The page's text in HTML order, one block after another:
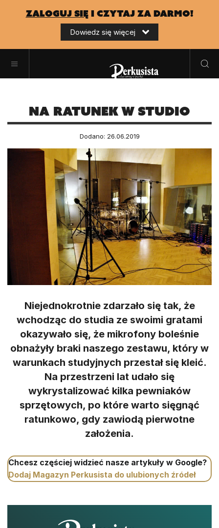
zaloguj sięi czytaj za darmo!
Dowiedz się więcej
Na ratunek w studio
Dodano: 26.06.2019
Niejednokrotnie zdarzało się tak, że
wchodząc do studia ze swoimi gratami
okazywało się, że mikrofony boleśnie
obnażyły braki naszego zestawu, który w
warunkach studyjnych przestał się kleić.
Na przestrzeni lat udało się
wykrystalizować kilka pewniaków
sprzętowych, po które warto sięgnąć
ratunkowo, gdy zawiodą pierwotne
założenia.
Chcesz częściej widzieć nasze artykuły w Google?
Dodaj Magazyn Perkusista do ulubionych źródeł